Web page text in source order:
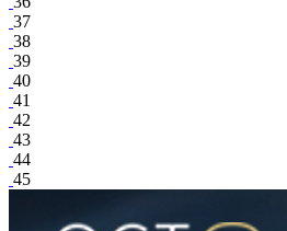
37
38
39
40
41
42
43
44
45